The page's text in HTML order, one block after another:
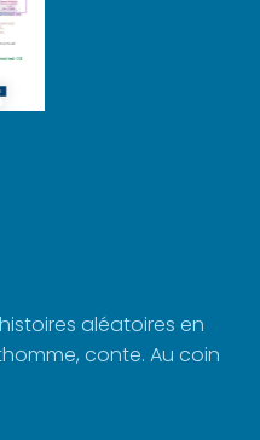
aléatoires en
conte. Au coin